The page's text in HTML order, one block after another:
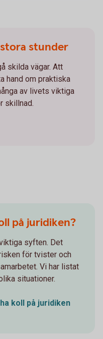
stunder
skilda vägar. Att
hand om praktiska
av livets viktiga
skillnad.
på juridiken?
syften. Det
för tvister och
Vi har listat
situationer.
koll på juridiken